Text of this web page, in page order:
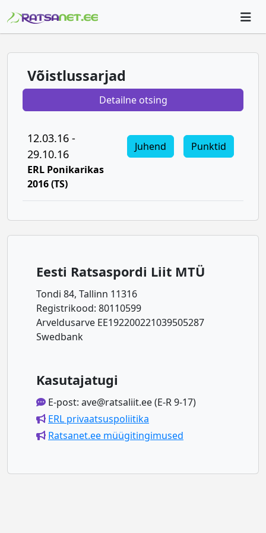
Võistlussarjad
Detailne otsing
12.03.16 -
29.10.16
ERL Ponikarikas
2016 (TS)
Juhend Punktid
Eesti Ratsaspordi Liit MTÜ
Tondi 84, Tallinn 11316
Registrikood: 80110599
Arveldusarve EE192200221039505287
Swedbank
Kasutajatugi
E-post: ave@ratsaliit.ee (E-R 9-17)
ERL privaatsuspoliitika
Ratsanet.ee müügitingimused